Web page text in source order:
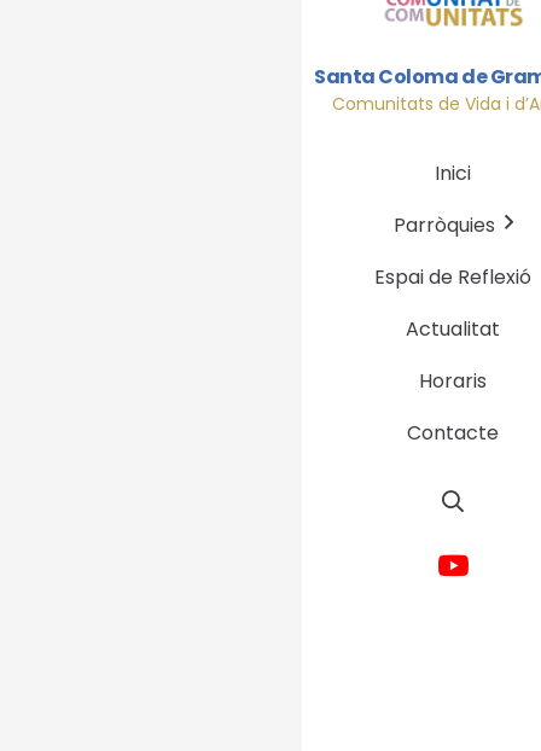
Santa Coloma de
Comunitats de Vida i
Inici
Parròquies
Espai de Reflexió
Actualitat
Horaris
Contacte